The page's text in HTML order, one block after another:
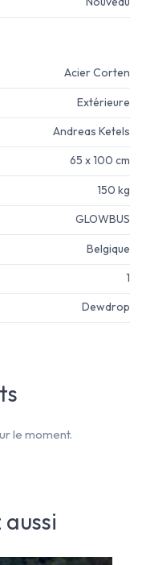
Acier Corten
Extérieure
Andreas Ketels
65 x 100 cm
150 kg
GLOWBUS
Belgique
1
Dewdrop
le moment.